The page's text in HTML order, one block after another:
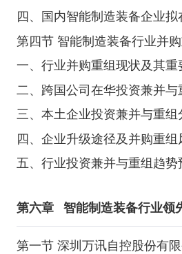
四、国内智能制造装备企业
第四节 智能制造装备行业并
一、行业并购重组现状及其重
二、跨国公司在华投资兼并与
三、本土企业投资兼并与重组
四、企业升级途径及并购重组
五、行业投资兼并与重组趋势
第六章 智能制造装备行业领
第一节 深圳万讯自控股份有限